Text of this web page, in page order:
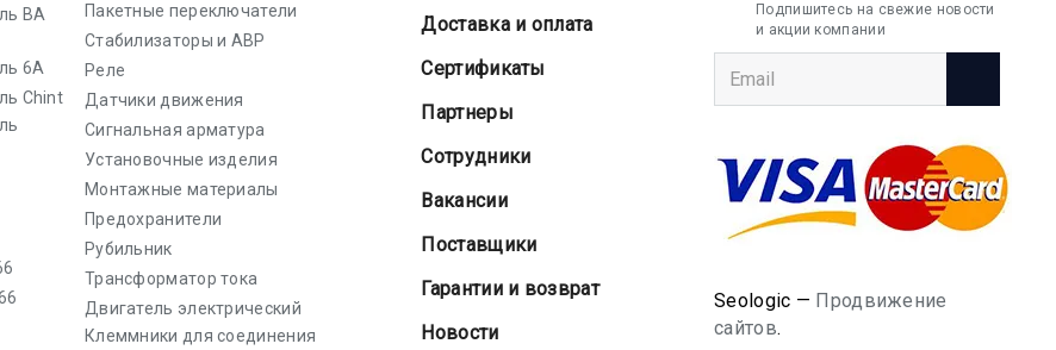
Подпишитесь на свежие новости
и акции компании
Seologic — Продвижение
сайтов.
ВА
6А
Chint
Пакетные переключатели
Стабилизаторы и АВР
Реле
Датчики движения
Сигнальная арматура
Установочные изделия
Монтажные материалы
Предохранители
Рубильник
Трансформатор тока
Двигатель электрический
Клеммники для соединения
Доставка и оплата
Cертификаты
Партнеры
Сотрудники
Вакансии
Поставщики
Гарантии и возврат
Новости